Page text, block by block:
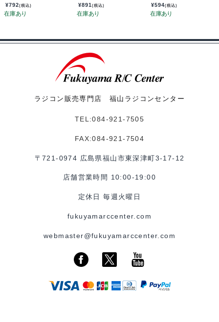
¥792(税込)
P012
¥891(税込) ¥594(税込)
ラジコン販売専門店 福山ラジコンセンター
TEL:084-921-7505
FAX:084-921-7504
〒721-0974 広島県福山市東深津町3-17-12
店舗営業時間 10:00-19:00
定休日 毎週火曜日
fukuyamarccenter.com
webmaster@fukuyamarccenter.com